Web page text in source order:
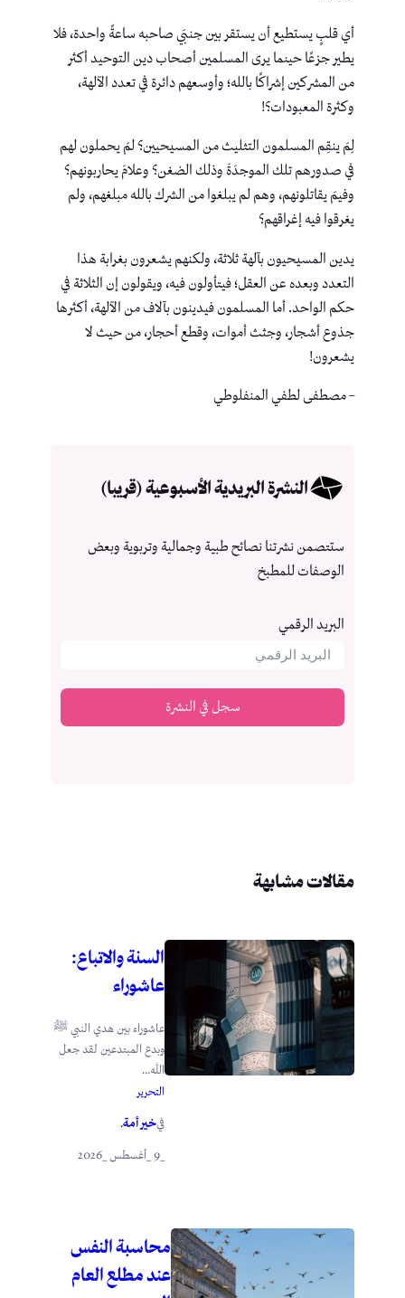
أي قلبٍ يستطيع أن يستقر بين جنبَي صاحبه ساعةً واحدة، فلا
يطير جزعًا حينما يرى المسلمين أصحاب دين التوحيد أكثر
من المشركين إشراكًا بالله؛ وأوسعهم دائرة في تعدد الآلهة،
وكثرة المعبودات؟!
لِمَ ينقِم المسلمون التثليث من المسيحيين؟ لمَ يحملون لهم
في صدورهم تلك الموجدَةَ وذلك الضغن؟ وعلامَ يحاربونهم؟
وفيمَ يقاتلونهم، وهم لم يبلغوا من الشرك بالله مبلغهم، ولم
يغرقوا فيه إغراقهم؟
يدين المسيحيون بآلهة ثلاثة، ولكنهم يشعرون بغرابة هذا
التعدد وبعده عن العقل؛ فيتأولون فيه، ويقولون إن الثلاثة في
حكم الواحد. أما المسلمون فيدينون بآلاف من الآلهة، أكثرها
جذوع أشجار، وجثث أموات، وقطع أحجار، من حيث لا
يشعرون!
– مصطفى لطفي المنفلوطي
النشرة البريدية الأسبوعية (قريبا)
ستتصمن نشرتنا نصائح طبية وجمالية وتربوية وبعض
الوصفات للمطبخ
البريد الرقمي
سجل في النشرة
مقالات مشابهة
السنة والاتباع:
عاشوراء
عاشوراء بين هدي النبي ﷺ
وبدع المبتدعين لقد جعل
الله...
التحرير
فيخير أمة.
محاسبة النفس
عند مطلع العام